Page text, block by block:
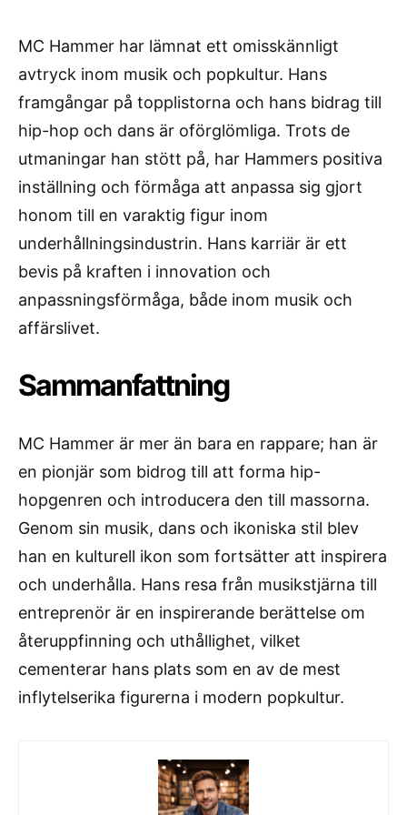
MC Hammer har lämnat ett omisskännligt
avtryck inom musik och popkultur. Hans
framgångar på topplistorna och hans bidrag till
hip-hop och dans är oförglömliga. Trots de
utmaningar han stött på, har Hammers positiva
inställning och förmåga att anpassa sig gjort
honom till en varaktig figur inom
underhållningsindustrin. Hans karriär är ett
bevis på kraften i innovation och
anpassningsförmåga, både inom musik och
affärslivet.
Sammanfattning
MC Hammer är mer än bara en rappare; han är
en pionjär som bidrog till att forma hip-
hopgenren och introducera den till massorna.
Genom sin musik, dans och ikoniska stil blev
han en kulturell ikon som fortsätter att inspirera
och underhålla. Hans resa från musikstjärna till
entreprenör är en inspirerande berättelse om
återuppfinning och uthållighet, vilket
cementerar hans plats som en av de mest
inflytelserika figurerna i modern popkultur.